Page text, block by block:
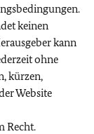
keinen
kann
ohne
kürzen,
Website
Recht.